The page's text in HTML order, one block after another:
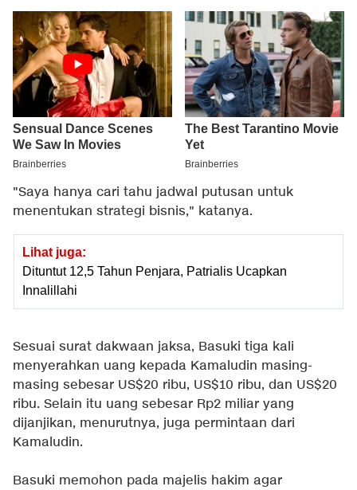
"Saya hanya cari tahu jadwal putusan untuk
menentukan strategi bisnis," katanya.
Lihat juga:
Dituntut 12,5 Tahun Penjara, Patrialis Ucapkan
Innalillahi
Sesuai surat dakwaan jaksa, Basuki tiga kali
menyerahkan uang kepada Kamaludin masing-
masing sebesar US$20 ribu, US$10 ribu, dan US$20
ribu. Selain itu uang sebesar Rp2 miliar yang
dijanjikan, menurutnya, juga permintaan dari
Kamaludin.
Basuki memohon pada majelis hakim agar